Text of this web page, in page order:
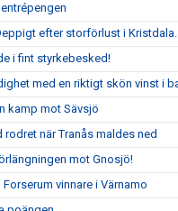
efter storförlust i Kristdala.
i fint styrkebesked!
med en riktigt skön vinst i
kamp mot Sävsjö
när Tranås maldes ned
mot Gnosjö!
vinnare i Värnamo